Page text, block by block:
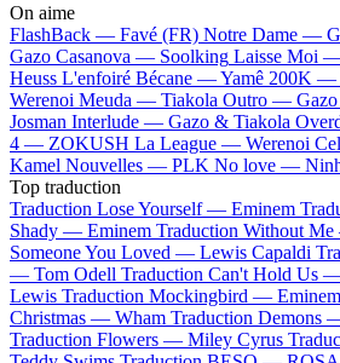
On aime
FlashBack — Favé (FR) Notre Dame —
Gazo Casanova — Soolking Laisse Moi
Heuss L'enfoiré Bécane —Yamê 200K —
Werenoi Meuda — Tiakola Outro —
Josman Interlude — Gazo & Tiakola
4 — ZOKUSH La League — Werenoi
Kamel Nouvelles — PLK No love —
Top traduction
Traduction Lose Yourself — Eminem
Shady — Eminem Traduction Without
Someone You Loved — Lewis Capaldi
— Tom Odell Traduction Can't Hold Us
Lewis Traduction Mockingbird — Eminem
Christmas — Wham Traduction Demons
Traduction Flowers — Miley Cyrus